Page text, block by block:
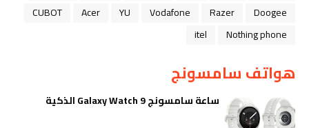
Doogee
Razer
Vodafone
YU
Acer
CUBOT
Nothing phone
itel
هواتف سامسونج
ساعة سامسونج Galaxy Watch 9 الذكية